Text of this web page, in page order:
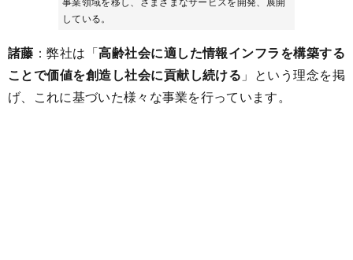
している。
諸藤 ：弊社は「高齢社会に適した情報インフラを構築する
ことで価値を創造し社会に貢献し続ける 」という理念を掲
げ、これに基づいた様々な事業を行っています。